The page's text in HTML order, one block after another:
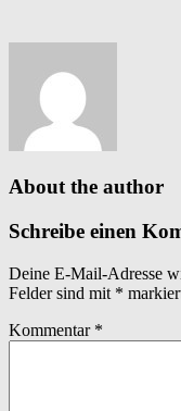
About the author
Schreibe einen
Deine E-Mail-Adresse
Felder sind mit *
Kommentar *